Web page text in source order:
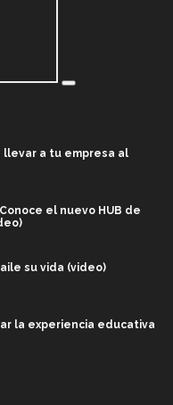
llevar a tu empresa al
el nuevo HUB de
su vida (video)
la experiencia educativa